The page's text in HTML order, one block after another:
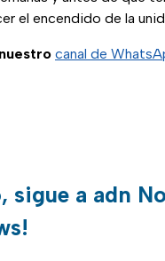
el encendido de la
canal de
sigue a adn